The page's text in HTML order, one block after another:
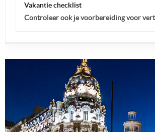
Vakantie checklist
Controleer ook je voorbereiding voor